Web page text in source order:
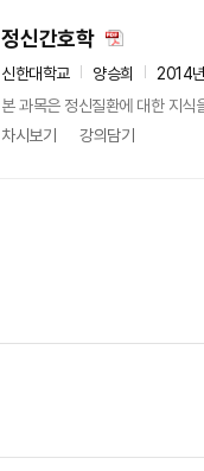
정신간호학
신한대학교 양승희
2014
본 과목은 정신질환에 대한 지식
차시보기
강의담기